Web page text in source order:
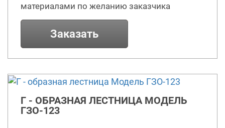
материалами по желанию заказчика
Заказать
Г - ОБРАЗНАЯ ЛЕСТНИЦА МОДЕЛЬ
ГЗО-123